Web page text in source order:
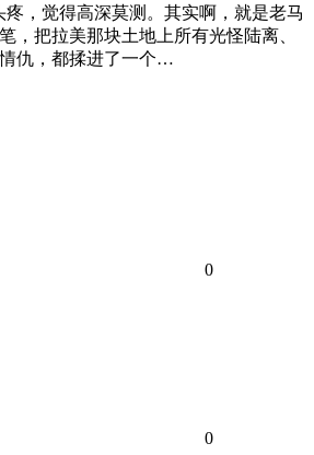
疼，觉得高深莫测。其实啊，就是老马
，把拉美那块土地上所有光怪陆离、
仇，都揉进了一个…
0
0